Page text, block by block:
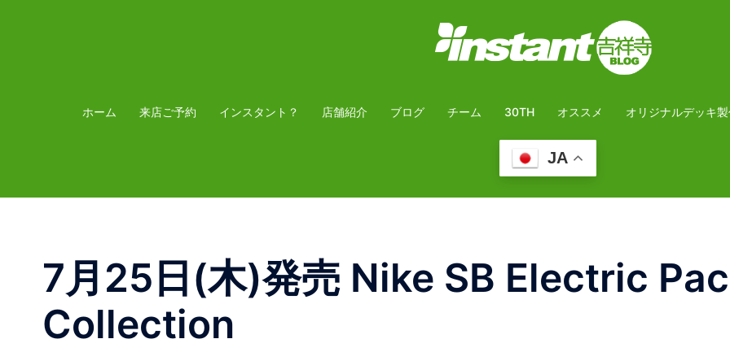
プ
ホーム 来店ご予約 インスタント？ 店舗紹介 ブログ チーム 30TH オススメ オリジナルデッキ
JA
7月25日(木)発売 Nike SB Electric
Collection